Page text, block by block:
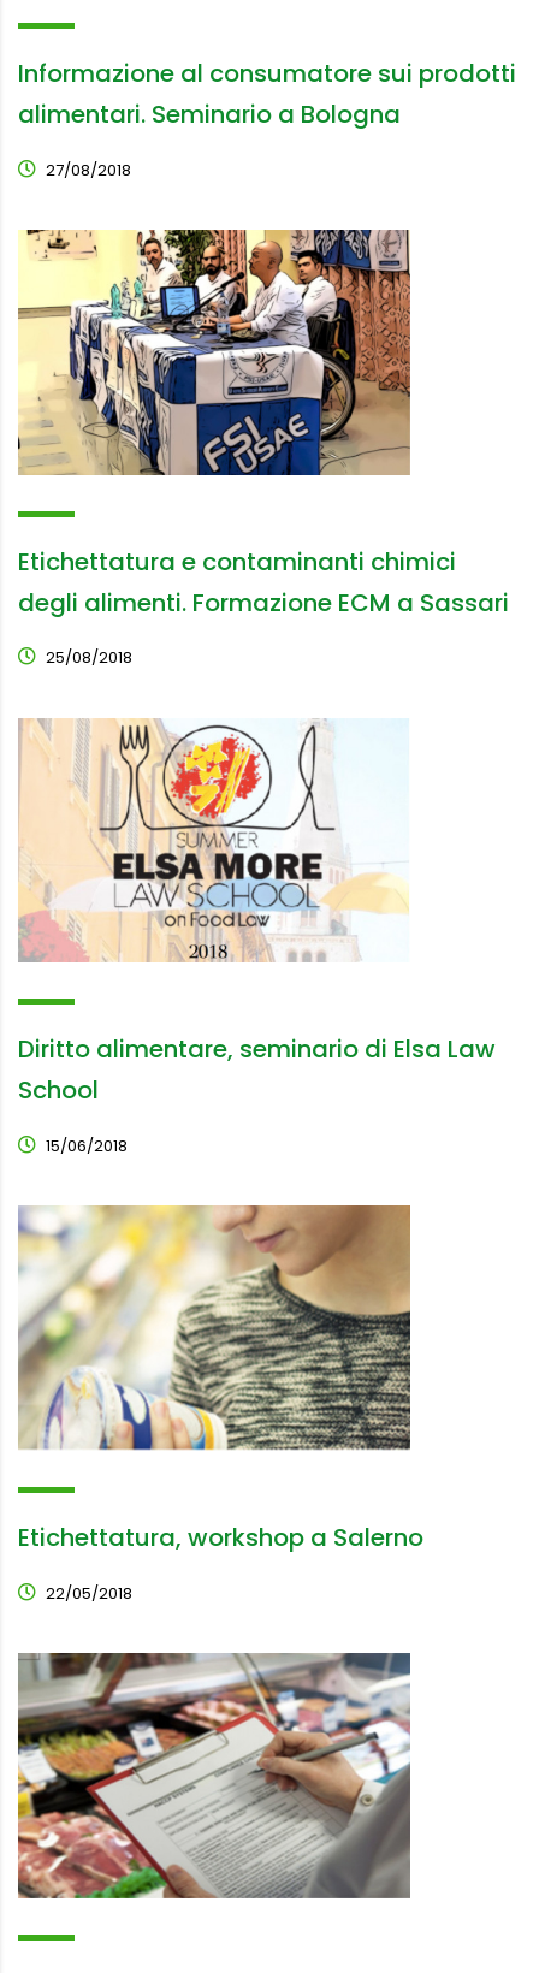
Informazione al consumatore sui prodotti
alimentari. Seminario a Bologna
27/08/2018
Etichettatura e contaminanti chimici
degli alimenti. Formazione ECM a Sassari
25/08/2018
Diritto alimentare, seminario di Elsa Law
School
15/06/2018
Etichettatura, workshop a Salerno
22/05/2018